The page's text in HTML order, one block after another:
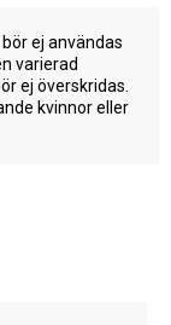
ej användas
varierad
ej överskridas.
kvinnor eller